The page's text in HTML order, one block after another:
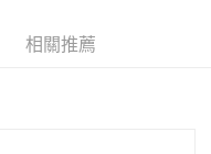
相關推薦